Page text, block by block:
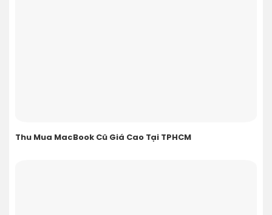
Thu Mua MacBook Cũ Giá Cao Tại TPHCM